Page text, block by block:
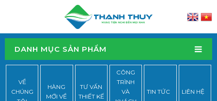
DANH MỤC SẢN PHẨM
VỀ
CHÚNG
HÀNG
MỚI VỀ
TƯ VẤN
THIẾT KẾ
CÔNG
TRÌNH
VÀ
TIN TỨC LIÊN HỆ